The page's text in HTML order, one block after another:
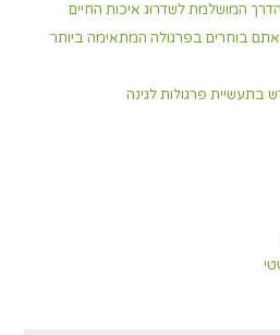
המושלמת לשדרוג איכות החיים
בוחרים בפרגולה המתאימה ביותר
בתעשיית פרגולות לגינה